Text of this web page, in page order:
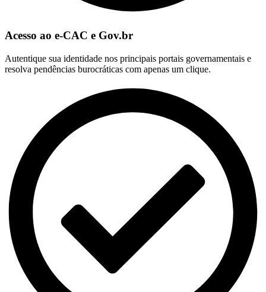
Acesso ao e-CAC e Gov.br
Autentique sua identidade nos principais portais governamentais e
resolva pendências burocráticas com apenas um clique.